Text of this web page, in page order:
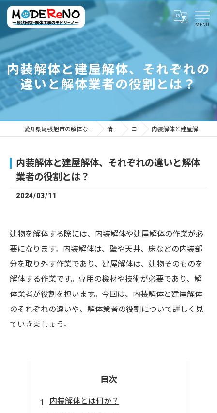
内装解体と建屋解体、それぞれの
違いと解体業者の役割とは？
愛知県尾張旭市の解体ならMODEReNO ～原状回復・解体工事のモドリーノ～ 情報ブログ コラム 内装解体と建屋解体、それぞれの違いと解体業者の役割とは？
内装解体と建屋解体、それぞれの違いと解体
業者の役割とは？
2024/03/11
建物を解体する際には、内装解体や建屋解体の作業が必
要になります。内装解体は、壁や天井、床などの内装部
分を取り外す作業であり、建屋解体は、建物そのものを
解体する作業です。専用の機材や技術が必要であり、解
体業者が役割を担います。今回は、内装解体と建屋解体
のそれぞれの違いや、解体業者の役割について詳しく見
ていきましょう。
目次
内装解体とは何か？